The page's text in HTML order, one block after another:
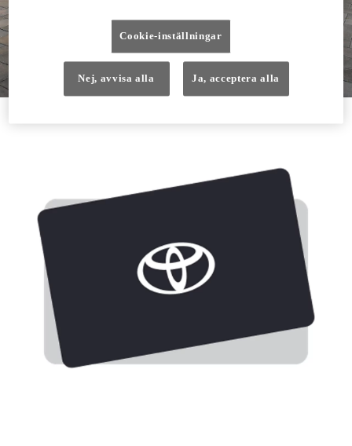
Cookie-inställningar
Nej, avvisa alla Ja, acceptera alla